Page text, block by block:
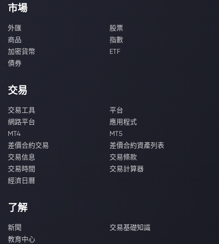
市場
外匯
股票
商品
指數
加密貨幣
ETF
債券
交易
交易工具
平台
網路平台
應用程式
MT4
MT5
差價合約交易
差價合約資產列表
交易信息
交易條款
交易時間
交易計算器
經濟日曆
了解
新聞
交易基礎知識
教育中心